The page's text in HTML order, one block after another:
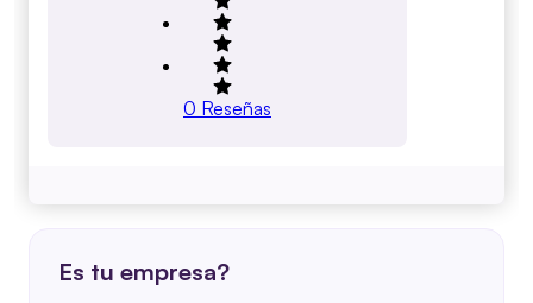
0 Reseñas
Es tu empresa?